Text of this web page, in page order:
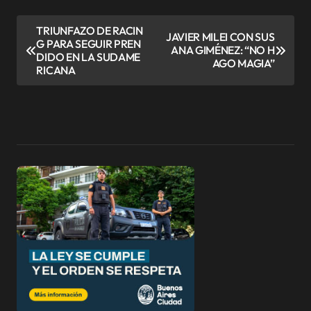
a
c
i
ó
n
TRIUNFAZO DE RACIN
G PARA SEGUIR PREN
DIDO EN LA SUDAME
RICANA
JAVIER MILEI CON SUS
ANA GIMÉNEZ: “NO H
AGO MAGIA”